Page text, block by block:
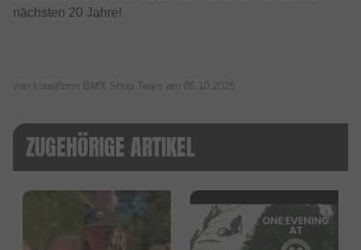
nächsten 20 Jahre!
von kunstform BMX Shop Team am 06.10.2025
ZUGEHÖRIGE ARTIKEL